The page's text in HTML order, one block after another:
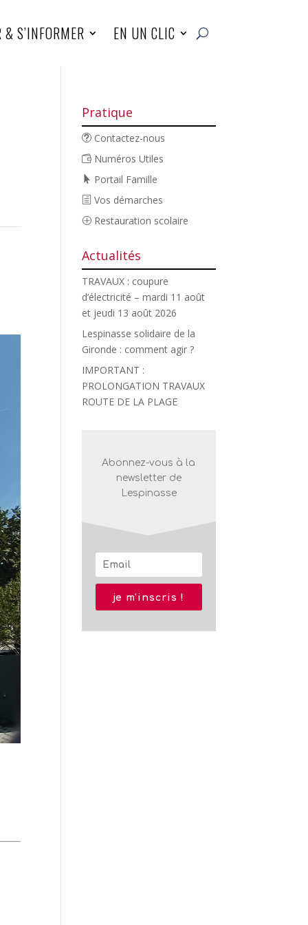
S’INFORMER EN UN CLIC
Pratique
Contactez-nous
Numéros Utiles
Portail Famille
Vos démarches
Restauration scolaire
Actualités
TRAVAUX : coupure
d’électricité – mardi 11 août
et jeudi 13 août 2026
Lespinasse solidaire de la
Gironde : comment agir ?
IMPORTANT :
PROLONGATION TRAVAUX
ROUTE DE LA PLAGE
Abonnez-vous à la
newsletter de
Lespinasse
je m'inscris !